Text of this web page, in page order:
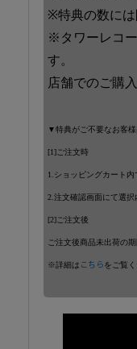
※特典の数に
※タワーレコ
す。
店舗でのご購
▼特典がご不要なお客様
[1]ご注文時
1.ショッピングカート
2.注文確認画面にて選
[2]ご注文後
ご注文後商品未出荷の
※詳細は こちらをご覧く